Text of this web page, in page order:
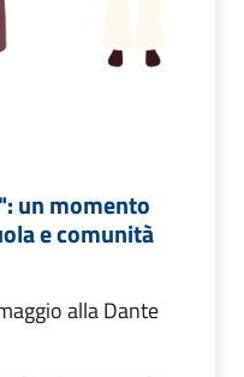
un momento
e comunità
alla Dante